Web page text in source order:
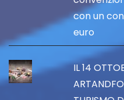
con un
euro
IL 14